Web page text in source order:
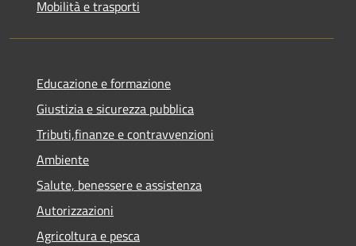
Mobilità e trasporti
Educazione e formazione
Giustizia e sicurezza pubblica
Tributi,finanze e contravvenzioni
Ambiente
Salute, benessere e assistenza
Autorizzazioni
Agricoltura e pesca